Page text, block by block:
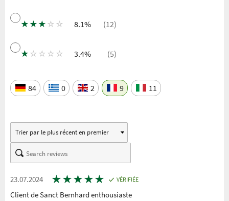
★ ★ ★ ☆ ☆ 8.1% (12)
★ ☆ ☆ ☆ ☆ 3.4% (5)
84 0 2 9 11
23.07.2024 ★★★★★ VÉRIFIÉE
Client de Sanct Bernhard enthousiaste